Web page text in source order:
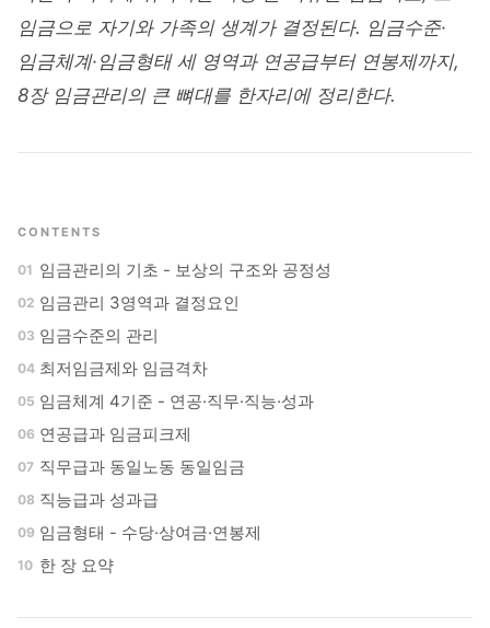
임금으로 자기와 가족의 생계가 결정된다. 임금수준·
임금체계·임금형태 세 영역과 연공급부터 연봉제까지,
8장 임금관리의 큰 뼈대를 한자리에 정리한다.
CONTENTS
임금관리의 기초 - 보상의 구조와 공정성
임금관리 3영역과 결정요인
임금수준의 관리
최저임금제와 임금격차
임금체계 4기준 - 연공·직무·직능·성과
연공급과 임금피크제
직무급과 동일노동 동일임금
직능급과 성과급
임금형태 - 수당·상여금·연봉제
한 장 요약